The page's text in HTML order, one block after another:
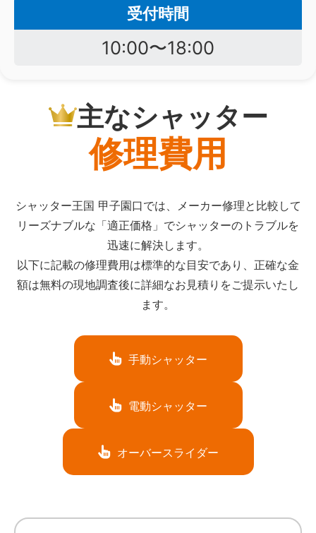
受付時間
10:00〜18:00
主なシャッター
修理費用
シャッター王国 甲子園口では、メーカー修理と比較して
リーズナブルな「適正価格」でシャッターのトラブルを
迅速に解決します。
以下に記載の修理費用は標準的な目安であり、正確な金
額は無料の現地調査後に詳細なお見積りをご提示いたし
ます。
手動シャッター
電動シャッター
オーバースライダー